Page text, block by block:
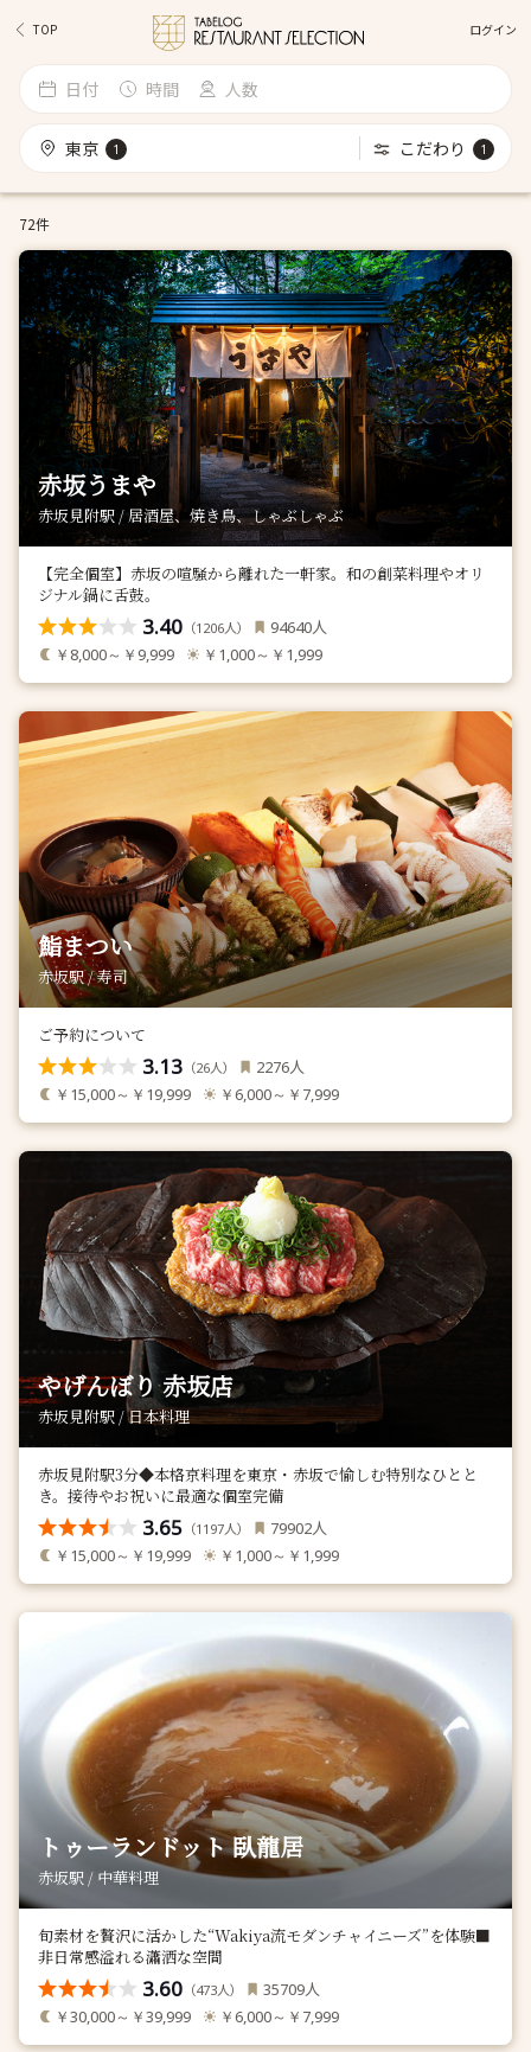
TOP ログイン
日付 時間 人数
東京 1 こだわり 1
72件
赤坂うまや
赤坂見附駅 / 居酒屋、焼き鳥、しゃぶしゃぶ
【完全個室】赤坂の喧騒から離れた一軒家。和の創菜料理やオリ
ジナル鍋に舌鼓。
3.40 （1206人） 94640人
￥8,000～￥9,999 ￥1,000～￥1,999
鮨まつい
赤坂駅 / 寿司
ご予約について
3.13 （26人） 2276人
￥15,000～￥19,999 ￥6,000～￥7,999
やげんぼり 赤坂店
赤坂見附駅 / 日本料理
赤坂見附駅3分◆本格京料理を東京・赤坂で愉しむ特別なひとと
き。接待やお祝いに最適な個室完備
3.65 （1197人） 79902人
￥15,000～￥19,999 ￥1,000～￥1,999
トゥーランドット 臥龍居
赤坂駅 / 中華料理
旬素材を贅沢に活かした“Wakiya流モダンチャイニーズ”を体験■
非日常感溢れる瀟洒な空間
3.60 （473人） 35709人
￥30,000～￥39,999 ￥6,000～￥7,999